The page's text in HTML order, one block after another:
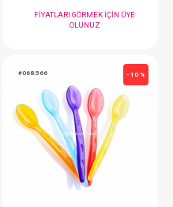
Çatal
FIYATLARI